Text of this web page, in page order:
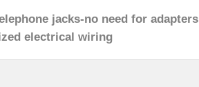
jacks-no need for adapters
electrical wiring